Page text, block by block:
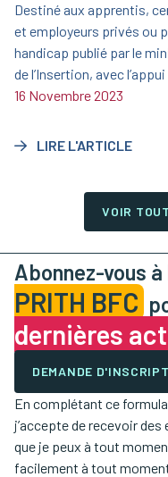
Destiné aux apprentis,
et employeurs privés ou
handicap publié par le
de l’Insertion, avec
informer et sensibiliser
16 Novembre 2023
LIRE L'ARTICLE
VOIR
Abonnez-vous à
PRITH BFC
dernières
DEMANDE
En complétant ce
j’accepte de recevoir
que je peux à tout
facilement à tout